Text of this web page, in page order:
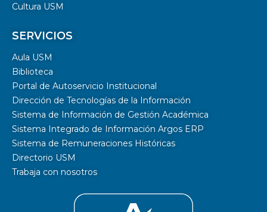
Cultura USM
SERVICIOS
Aula USM
Biblioteca
Portal de Autoservicio Institucional
Dirección de Tecnologías de la Información
Sistema de Información de Gestión Académica
Sistema Integrado de Información Argos ERP
Sistema de Remuneraciones Históricas
Directorio USM
Trabaja con nosotros